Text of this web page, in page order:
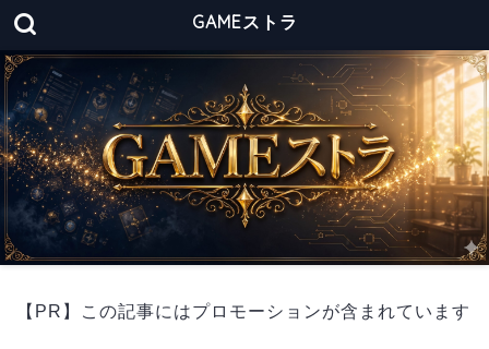
GAMEストラ
【PR】この記事にはプロモーションが含まれています